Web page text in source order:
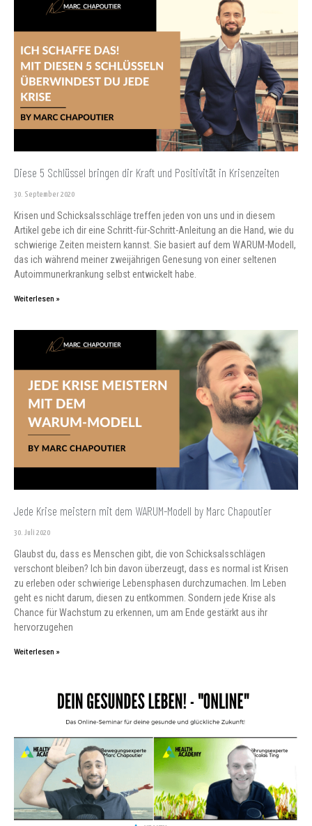
Diese 5 Schlüssel bringen dir Kraft und Positivität in Krisenzeiten
30. September 2020
Krisen und Schicksalsschläge treffen jeden von uns und in diesem
Artikel gebe ich dir eine Schritt-für-Schritt-Anleitung an die Hand, wie du
schwierige Zeiten meistern kannst. Sie basiert auf dem WARUM-Modell,
das ich während meiner zweijährigen Genesung von einer seltenen
Autoimmunerkrankung selbst entwickelt habe.
Weiterlesen »
Jede Krise meistern mit dem WARUM-Modell by Marc Chapoutier
30. Juli 2020
Glaubst du, dass es Menschen gibt, die von Schicksalsschlägen
verschont bleiben? Ich bin davon überzeugt, dass es normal ist Krisen
zu erleben oder schwierige Lebensphasen durchzumachen. Im Leben
geht es nicht darum, diesen zu entkommen. Sondern jede Krise als
Chance für Wachstum zu erkennen, um am Ende gestärkt aus ihr
hervorzugehen
Weiterlesen »